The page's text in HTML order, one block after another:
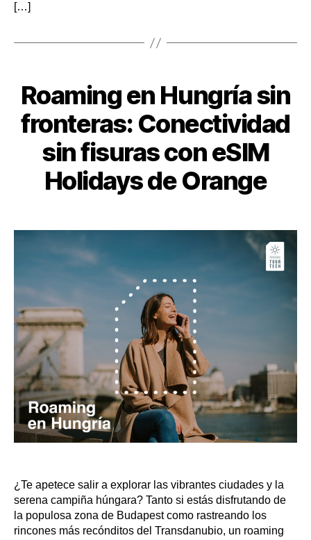
[…]
Roaming en Hungría sin
fronteras: Conectividad
sin fisuras con eSIM
Holidays de Orange
¿Te apetece salir a explorar las vibrantes ciudades y la
serena campiña húngara? Tanto si estás disfrutando de
la populosa zona de Budapest como rastreando los
rincones más recónditos del Transdanubio, un roaming